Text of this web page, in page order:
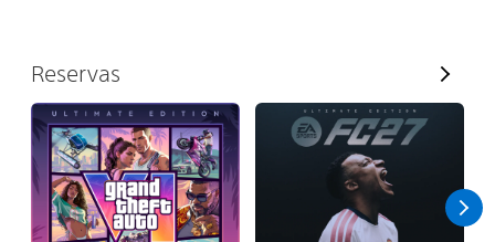
Reservas
V
e
r